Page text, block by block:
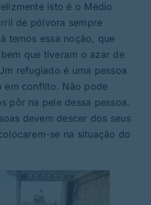
isto é o Médio
de pólvora sempre
temos essa noção, que
que tiveram o azar de
refugiado é uma pessoa
em conflito. Não pode
pôr na pele dessa pessoa.
devem descer dos seus
se na situação do